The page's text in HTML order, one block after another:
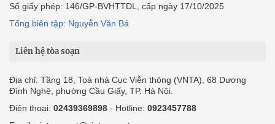
Số giấy phép: 146/GP-BVHTTDL, cấp ngày 17/10/2025
Tổng biên tập: Nguyễn Văn Bá
Liên hệ tòa soạn
Địa chỉ: Tầng 18, Toà nhà Cục Viễn thông (VNTA), 68 Dương
Đình Nghệ, phường Cầu Giấy, TP. Hà Nội.
Điện thoại: 02439369898 - Hotline: 0923457788